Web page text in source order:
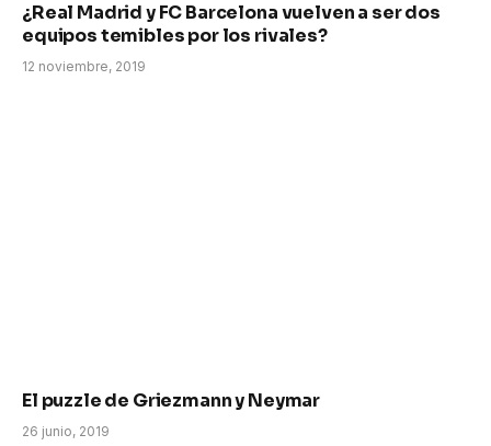
¿Real Madrid y FC Barcelona vuelven a ser dos
equipos temibles por los rivales?
12 noviembre, 2019
El puzzle de Griezmann y Neymar
26 junio, 2019